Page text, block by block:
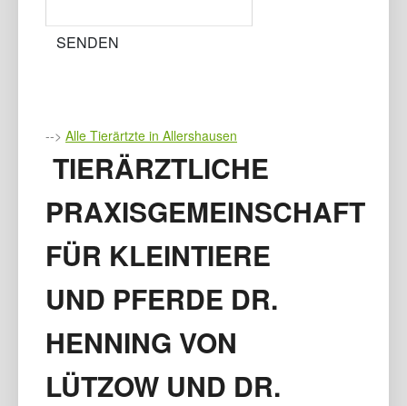
--> Alle Tierärtzte in Allershausen
TIERÄRZTLICHE
PRAXISGEMEINSCHAFT
FÜR KLEINTIERE
UND PFERDE DR.
HENNING VON
LÜTZOW UND DR.